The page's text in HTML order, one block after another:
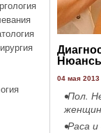
04 мая 2013
•Пол.
•Раса